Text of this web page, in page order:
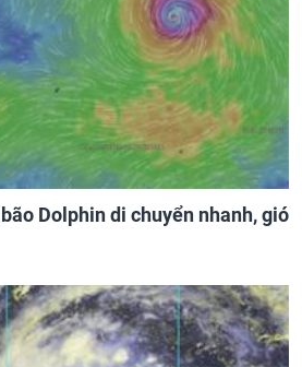
Dolphin di chuyển nhanh, gió